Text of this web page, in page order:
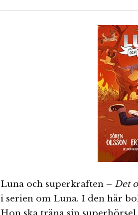
Luna och superkraften – Det
i serien om Luna. I den här